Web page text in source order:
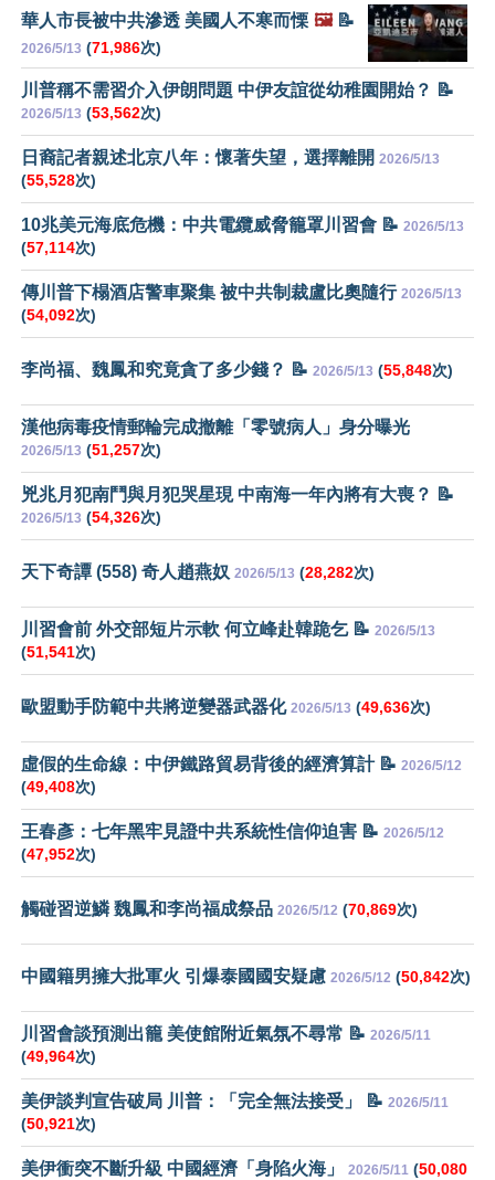
華人市長被中共滲透 美國人不寒而慄 🖼️📝
2026/5/13 (71,986次)
川普稱不需習介入伊朗問題 中伊友誼從幼稚園開始？ 📝
2026/5/13 (53,562次)
日裔記者親述北京八年：懷著失望，選擇離開 2026/5/13
(55,528次)
10兆美元海底危機：中共電纜威脅籠罩川習會 📝 2026/5/13
(57,114次)
傳川普下榻酒店警車聚集 被中共制裁盧比奧隨行 2026/5/13
(54,092次)
李尚福、魏鳳和究竟貪了多少錢？ 📝 2026/5/13 (55,848次)
漢他病毒疫情郵輪完成撤離「零號病人」身分曝光
2026/5/13 (51,257次)
兇兆月犯南鬥與月犯哭星現 中南海一年內將有大喪？ 📝
2026/5/13 (54,326次)
天下奇譚 (558) 奇人趙燕奴 2026/5/13 (28,282次)
川習會前 外交部短片示軟 何立峰赴韓跪乞 📝 2026/5/13
(51,541次)
歐盟動手防範中共將逆變器武器化 2026/5/13 (49,636次)
虛假的生命線：中伊鐵路貿易背後的經濟算計 📝 2026/5/12
(49,408次)
王春彥：七年黑牢見證中共系統性信仰迫害 📝 2026/5/12
(47,952次)
觸碰習逆鱗 魏鳳和李尚福成祭品 2026/5/12 (70,869次)
中國籍男擁大批軍火 引爆泰國國安疑慮 2026/5/12 (50,842次)
川習會談預測出籠 美使館附近氣氛不尋常 📝 2026/5/11
(49,964次)
美伊談判宣告破局 川普：「完全無法接受」 📝 2026/5/11
(50,921次)
美伊衝突不斷升級 中國經濟「身陷火海」 2026/5/11 (50,080